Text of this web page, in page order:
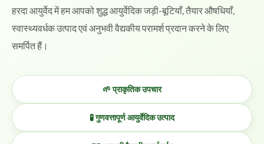
हरदा आयुर्वेद में हम आपको शुद्ध आयुर्वेदिक जड़ी-बूटियाँ, तैयार औषधियाँ,
स्वास्थ्यवर्धक उत्पाद एवं अनुभवी वैद्यकीय परामर्श प्रदान करने के लिए
समर्पित हैं।
🌱 प्राकृतिक उपचार
🧪 गुणवत्तापूर्ण आयुर्वेदिक उत्पाद